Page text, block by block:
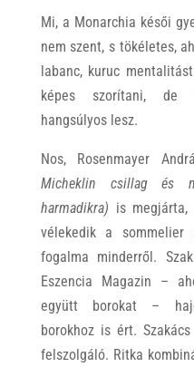
Mi, a Monarchia késői
nem szent, s tökéletes,
labanc, kuruc
képes szorítani, de
hangsúlyos lesz.
Nos, Rosenmayer
Micheklin csillag és
harmadikra) is megjárta,
vélekedik a sommelier
fogalma minderről.
Eszencia Magazin –
együtt borokat –
borokhoz is ért.
felszolgáló. Ritka